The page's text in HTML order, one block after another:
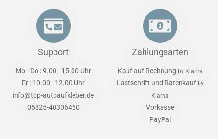
Support
Mo - Do : 9.00 - 15.00 Uhr
Fr : 10.00 - 12.00 Uhr
info@top-autoaufkleber.de
06825-40306460
Zahlungsarten
Kauf auf Rechnung by Klarna
Lastschrift und Ratenkauf by
Klarna
Vorkasse
PayPal